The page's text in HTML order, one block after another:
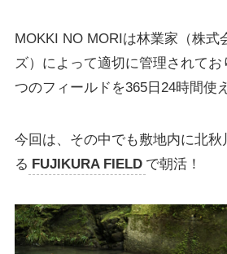
MOKKI NO MORIは林業家（株式
ズ）によって適切に管理されて
つのフィールドを365日24時間使
今回は、その中でも敷地内に北秋
る FUJIKURA FIELD で朝活！